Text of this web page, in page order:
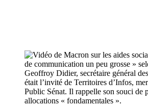
Geoffroy Didier, secrétaire général
était l’invité de Territoires d’Infos,
Public Sénat. Il rappelle son souci de
allocations « fondamentales ».